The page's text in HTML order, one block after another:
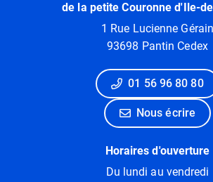
de la petite Couronne d'Ile-
1 Rue Lucienne Gérain
93698 Pantin Cedex
01 56 96 80 80
Nous écrire
Horaires d'ouverture
Du lundi au vendredi